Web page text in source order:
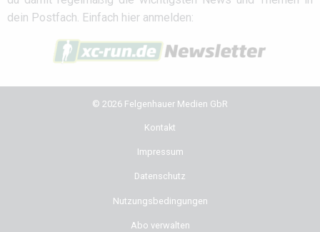
dein Postfach. Einfach hier anmelden:
© 2026 Felgenhauer Medien GbR
Kontakt
Impressum
Datenschutz
Nutzungsbedingungen
Abo verwalten